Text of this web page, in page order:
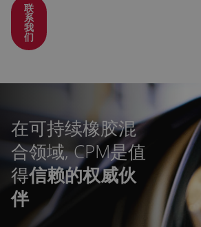
联
系
我
们
在可持续橡胶混
合领域, CPM是值
得信赖的权威伙
伴